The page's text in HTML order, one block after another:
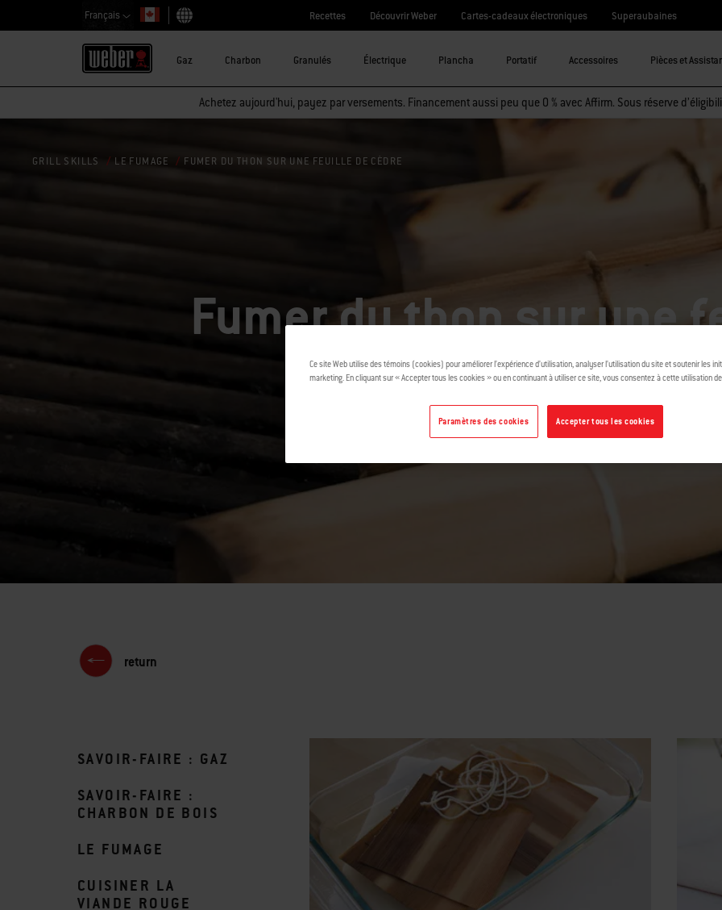
Français
Choisir un pays
Recettes Découvrir Weber Cartes-cadeaux électroniques Superaubaines
Gaz Charbon Granulés Électrique Plancha Portatif Accessoires Pièces et
Achetez aujourd'hui, payez par versements. Financement aussi peu que 0 % avec Affirm. Sous réserve
Fumer du thon sur une
cèdre
GRILL SKILLS LE FUMAGE FUMER DU THON SUR UNE FEUILLE DE CÈDRE
return
SAVOIR-FAIRE : GAZ
SAVOIR-FAIRE :
CHARBON DE BOIS
LE FUMAGE
CUISINER LA
VIANDE ROUGE
Ce site Web utilise des témoins (cookies) pour améliorer l’expérience d’utilisation, analyser l’utilisation du site et soutenir les
marketing. En cliquant sur « Accepter tous les cookies » ou en continuant à utiliser ce site, vous consentez à cette utilisation
Accepter tous les cookies
Paramètres des cookies